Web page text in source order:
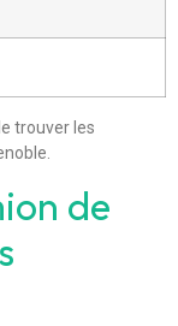
trouver les
de